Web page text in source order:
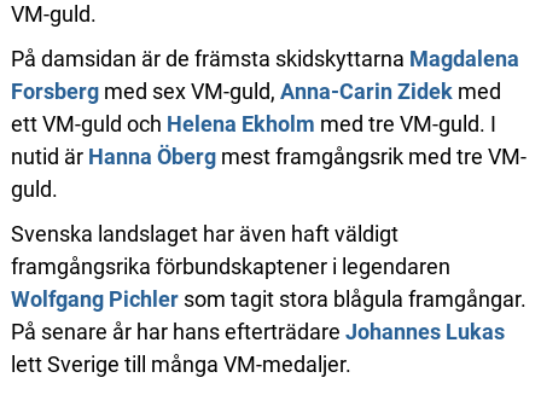
VM-guld.
På damsidan är de främsta skidskyttarna Magdalena
Forsbergmed sex VM-guld, Anna-Carin Zidekmed
ett VM-guld och Helena Ekholm med tre VM-guld. I
nutid är Hanna Öbergmest framgångsrik med tre VM-
guld.
Svenska landslaget har även haft väldigt
framgångsrika förbundskaptener i legendaren
Wolfgang Pichler som tagit stora blågula framgångar.
På senare år har hans efterträdare Johannes Lukas
lett Sverige till många VM-medaljer.